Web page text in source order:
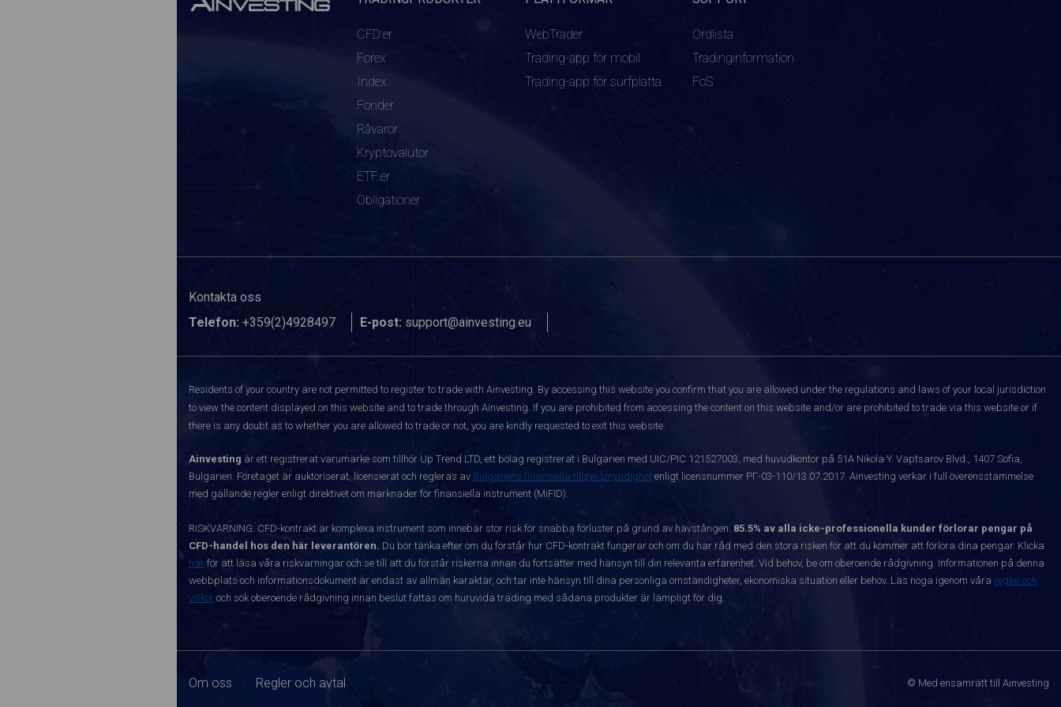
CFD:er
Forex
Index
Fonder
Råvaror
Kryptovalutor
ETF:er
Obligationer
WebTrader
Trading-app för mobil
Trading-app för surfplatta
Ordlista
Tradinginformation
FoS
Kontakta oss
Telefon: +359(2)4928497 E-post: support@ainvesting.eu
Residents of your country are not permitted to register to trade with Ainvesting. By accessing this website you confirm that you are allowed under the regulations and laws of your local jurisdiction
to view the content displayed on this website and to trade through Ainvesting. If you are prohibited from accessing the content on this website and/or are prohibited to trade via this website or if
there is any doubt as to whether you are allowed to trade or not, you are kindly requested to exit this website.
Ainvesting är ett registrerat varumärke som tillhör Up Trend LTD, ett bolag registrerat i Bulgarien med UIC/PIC 121527003, med huvudkontor på 51A Nikola Y. Vaptsarov Blvd., 1407 Sofia,
Bulgarien. Företaget är auktoriserat, licensierat och regleras av Bulgariens finansiella tillsynsmyndighet enligt licensnummer РГ-03-110/13.07.2017. Ainvesting verkar i full överensstämmelse
med gällande regler enligt direktivet om marknader för finansiella instrument (MiFID).
RISKVARNING: CFD-kontrakt är komplexa instrument som innebär stor risk för snabba förluster på grund av hävstången. 85.5% av alla icke-professionella kunder förlorar pengar på
CFD-handel hos den här leverantören. Du bör tänka efter om du förstår hur CFD-kontrakt fungerar och om du har råd med den stora risken för att du kommer att förlora dina pengar. Klicka
här för att läsa våra riskvarningar och se till att du förstår riskerna innan du fortsätter med hänsyn till din relevanta erfarenhet. Vid behov, be om oberoende rådgivning. Informationen på denna
webbplats och informationsdokument är endast av allmän karaktär, och tar inte hänsyn till dina personliga omständigheter, ekonomiska situation eller behov. Läs noga igenom våra regler och
villkor och sök oberoende rådgivning innan beslut fattas om huruvida trading med sådana produkter är lämpligt för dig.
Om oss Regler och avtal © Med ensamrätt till Ainvesting